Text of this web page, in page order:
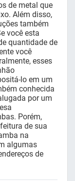
de metal que
Além disso,
também
você esta
quantidade de
você
esses
lo em um
conhecida
por um
Porém,
de sua
na
algumas
de